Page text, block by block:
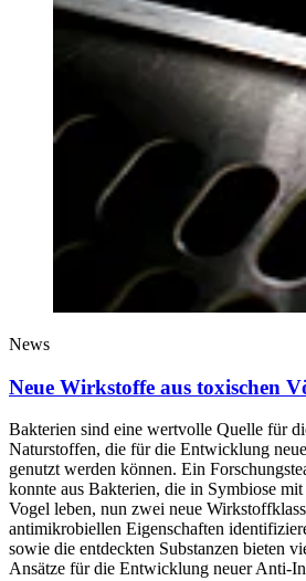
News
Neue Wirkstoffe aus toxischen
Bakterien sind eine wertvolle Quelle für
Naturstoffen, die für die Entwicklung
genutzt werden können. Ein
konnte aus Bakterien, die in Symbiose
Vogel leben, nun zwei neue
antimikrobiellen Eigenschaften
sowie die entdeckten Substanzen bieten
Ansätze für die Entwicklung neuer Anti-